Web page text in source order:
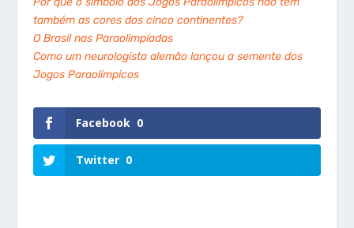
também as cores dos cinco continentes?
O Brasil nas Paraolimpíadas
Como um neurologista alemão lançou a semente dos
Jogos Paraolímpicos
Facebook 0
Twitter 0